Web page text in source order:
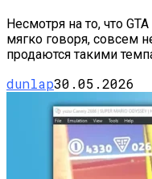
Несмотря на то, что
мягко говоря, совсем
продаются такими
dunlap30.05.2026